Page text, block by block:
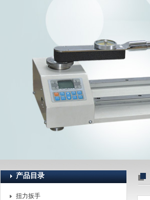
产品目录
扭力扳手